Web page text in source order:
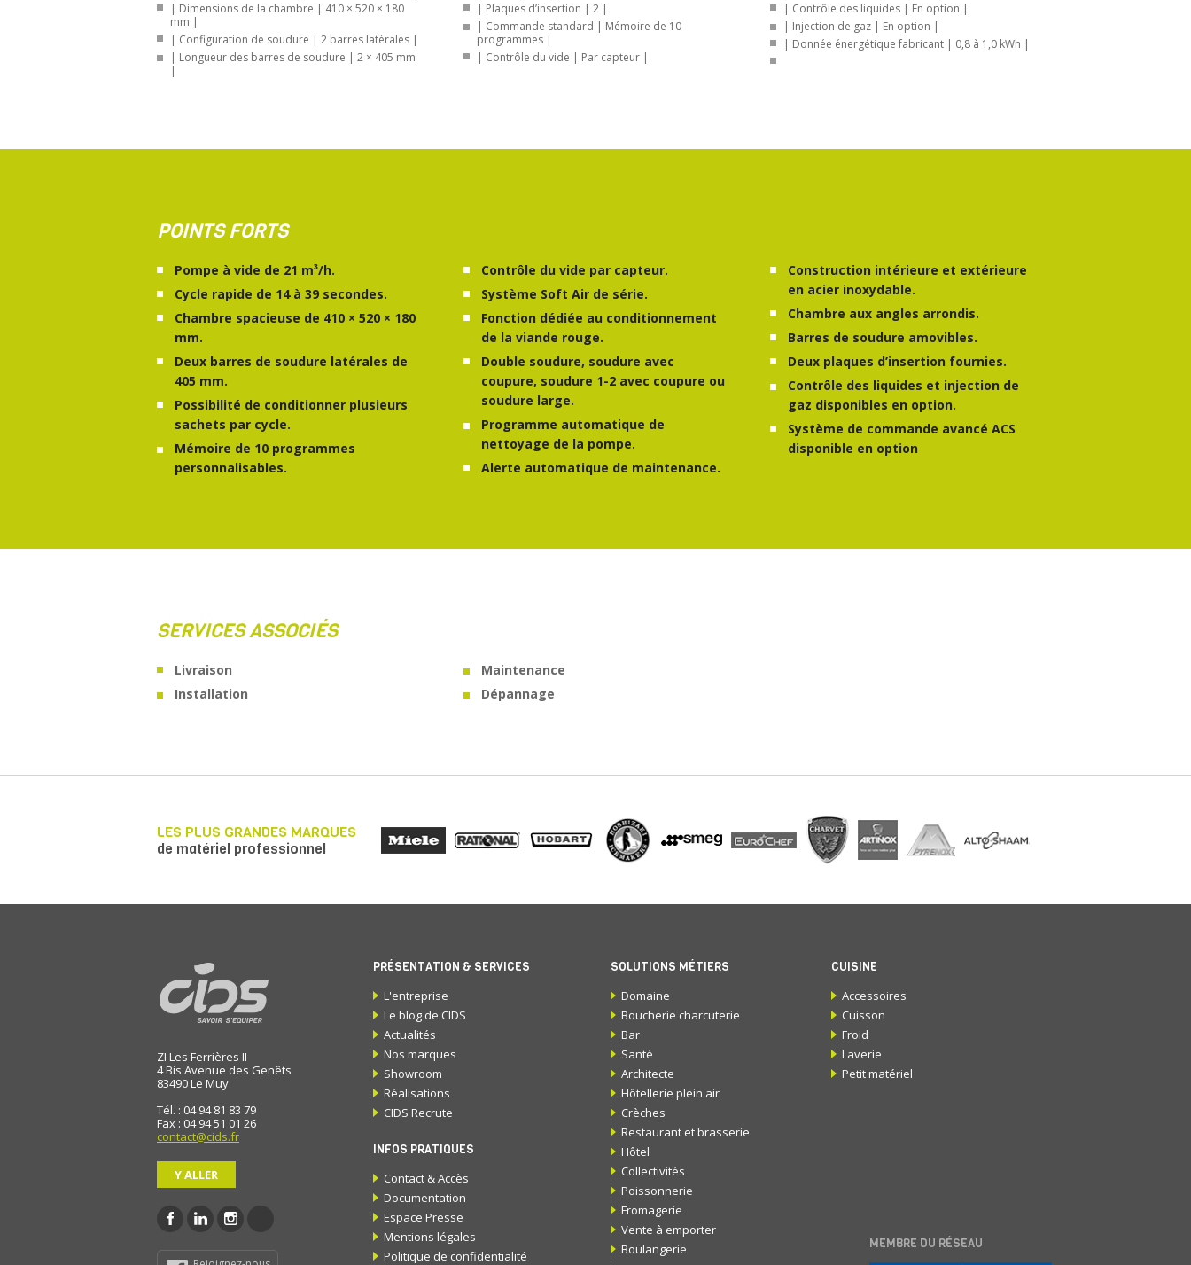
| Dimensions de la chambre | 410 × 520 × 180
mm |
| Configuration de soudure | 2 barres latérales |
| Longueur des barres de soudure | 2 × 405 mm
|
| Plaques d’insertion | 2 |
| Commande standard | Mémoire de 10
programmes |
| Contrôle du vide | Par capteur |
| Contrôle des liquides | En option |
| Injection de gaz | En option |
| Donnée énergétique fabricant | 0,8 à 1,0 kWh |
POINTS FORTS
Pompe à vide de 21 m³/h.
Cycle rapide de 14 à 39 secondes.
Chambre spacieuse de 410 × 520 × 180
mm.
Deux barres de soudure latérales de
405 mm.
Possibilité de conditionner plusieurs
sachets par cycle.
Mémoire de 10 programmes
personnalisables.
Contrôle du vide par capteur.
Système Soft Air de série.
Fonction dédiée au conditionnement
de la viande rouge.
Double soudure, soudure avec
coupure, soudure 1-2 avec coupure ou
soudure large.
Programme automatique de
nettoyage de la pompe.
Alerte automatique de maintenance.
Construction intérieure et extérieure
en acier inoxydable.
Chambre aux angles arrondis.
Barres de soudure amovibles.
Deux plaques d’insertion fournies.
Contrôle des liquides et injection de
gaz disponibles en option.
Système de commande avancé ACS
disponible en option
SERVICES ASSOCIÉS
Livraison
Installation
Maintenance
Dépannage
LES PLUS GRANDES MARQUES
de matériel professionnel
ZI Les Ferrières II
4 Bis Avenue des Genêts
83490Le Muy
Tél. : 04 94 81 83 79
Fax : 04 94 51 01 26
contact@cids.fr
Y ALLER
PRÉSENTATION & SERVICES
L'entreprise
Le blog de CIDS
Actualités
Nos marques
Showroom
Réalisations
CIDS Recrute
INFOS PRATIQUES
Contact & Accès
Documentation
Espace Presse
Mentions légales
Politique de confidentialité
SOLUTIONS MÉTIERS
Domaine
Boucherie charcuterie
Bar
Santé
Architecte
Hôtellerie plein air
Crèches
Restaurant et brasserie
Hôtel
Collectivités
Poissonnerie
Fromagerie
Vente à emporter
Boulangerie
CUISINE
Accessoires
Cuisson
Froid
Laverie
Petit matériel
MEMBRE DU RÉSEAU